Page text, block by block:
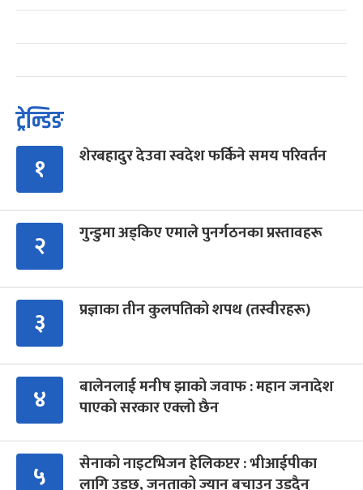
ट्रेन्डिङ
१ शेरबहादुर देउवा स्वदेश फर्किने समय परिवर्तन
२ गुन्डुमा अड्किए एमाले पुनर्गठनका प्रस्तावहरू
३ प्रज्ञाका तीन कुलपतिको शपथ (तस्वीरहरू)
४
बालेनलाई मनीष झाको जवाफ : महान जनादेश
पाएको सरकार एक्लो छैन
५
सेनाको नाइटभिजन हेलिकप्टर : भीआईपीका